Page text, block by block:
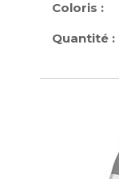
Coloris :
Quantité :